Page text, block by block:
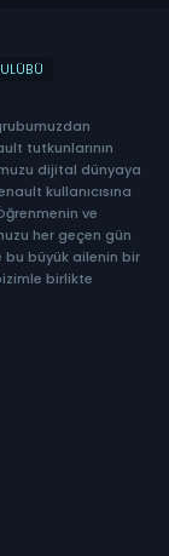
tutkunlarının
dijital dünyaya
kullanıcısına
ve
her geçen gün
bu büyük ailenin bir
birlikte